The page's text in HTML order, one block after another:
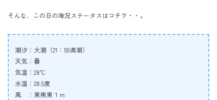
そんな、この日の海況ステータスはコチラ・・。
潮汐：大潮（21：59満潮）
天気：曇
気温：28℃
水温：28.5度
風 ：東南東１ｍ